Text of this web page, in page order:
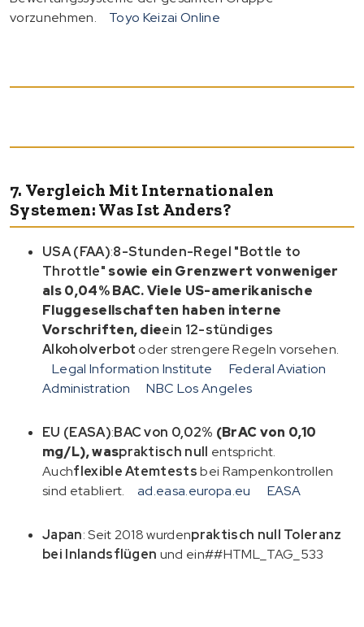
vorzunehmen.
Toyo Keizai Online
7. Vergleich Mit Internationalen
Systemen: Was Ist Anders?
USA (FAA):8-Stunden-Regel "Bottle to
Throttle" sowie ein Grenzwert vonweniger
als 0,04% BAC. Viele US-amerikanische
Fluggesellschaften haben interne
Vorschriften, dieein 12-stündiges
Alkoholverbot oder strengere Regeln vorsehen.
Legal Information Institute
Federal Aviation
Administration
NBC Los Angeles
EU (EASA):BAC von 0,02% (BrAC von 0,10
mg/L), waspraktisch null entspricht.
Auchflexible Atemtestsbei Rampenkontrollen
sind etabliert.
ad.easa.europa.eu EASA
Japan: Seit 2018 wurdenpraktisch null Toleranz
bei Inlandsflügen und ein##HTML_TAG_533